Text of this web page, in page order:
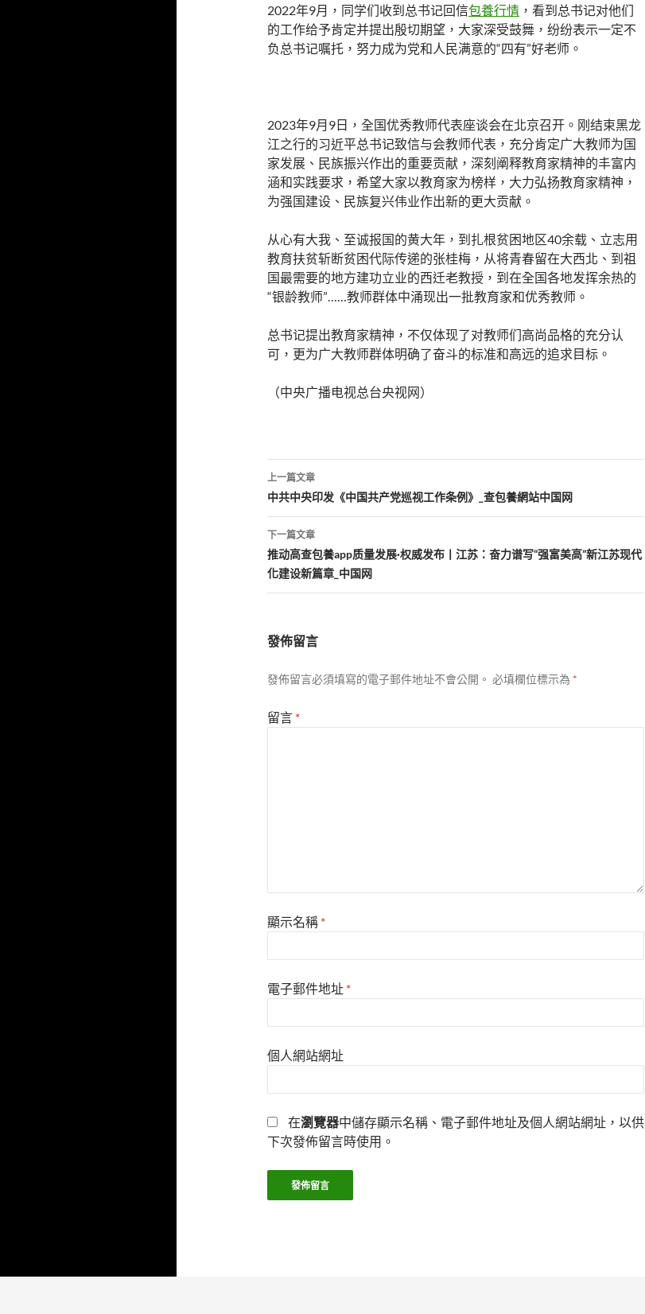
2022年9月，同学们收到总书记回信包養行情 ，看到总书记对他们
的工作给予肯定并提出殷切期望，大家深受鼓舞，纷纷表示一定不
负总书记嘱托，努力成为党和人民满意的“四有”好老师。
2023年9月9日，全国优秀教师代表座谈会在北京召开。刚结束黑龙
江之行的习近平总书记致信与会教师代表，充分肯定广大教师为国
家发展、民族振兴作出的重要贡献，深刻阐释教育家精神的丰富内
涵和实践要求，希望大家以教育家为榜样，大力弘扬教育家精神，
为强国建设、民族复兴伟业作出新的更大贡献。
从心有大我、至诚报国的黄大年，到扎根贫困地区40余载、立志用
教育扶贫斩断贫困代际传递的张桂梅，从将青春留在大西北、到祖
国最需要的地方建功立业的西迁老教授，到在全国各地发挥余热的
“银龄教师”……教师群体中涌现出一批教育家和优秀教师。
总书记提出教育家精神，不仅体现了对教师们高尚品格的充分认
可，更为广大教师群体明确了奋斗的标准和高远的追求目标。
（中央广播电视总台央视网）
文
章
導
覽
上一篇文章
中共中央印发《中国共产党巡视工作条例》_查包養網站中国网
下一篇文章
推动高查包養app质量发展·权威发布丨江苏：奋力谱写“强富美高”新江苏现代
化建设新篇章_中国网
發佈留言
發佈留言必須填寫的電子郵件地址不會公開。 必填欄位標示為 *
留言 *
顯示名稱 *
電子郵件地址 *
個人網站網址
在瀏覽器中儲存顯示名稱、電子郵件地址及個人網站網址，以供
下次發佈留言時使用。